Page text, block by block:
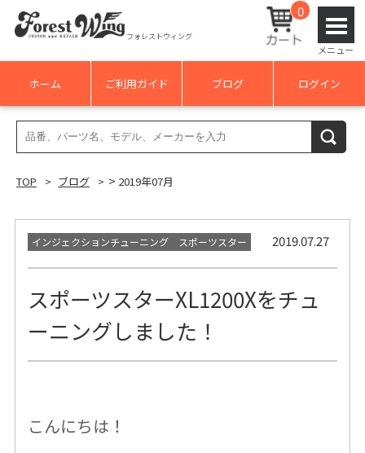
フォレストウィング
ホーム ご利用ガイド ブログ ログイン
0
メニュー
検
索
果:
検索
TOP ブログ > 2019年07月
2019.07.27
インジェクションチューニング スポーツスター
スポーツスターXL1200Xをチュ
ーニングしました！
こんにちは！